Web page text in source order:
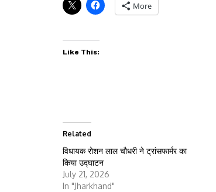
More
Like This:
Related
विधायक रोशन लाल चौधरी ने ट्रांसफार्मर का
किया उद्घाटन
July 21, 2026
In "Jharkhand"